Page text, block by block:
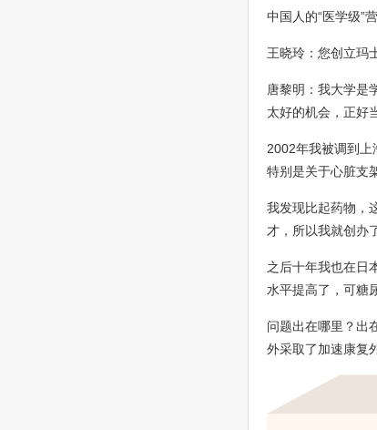
中国人的“医学级”
王晓玲：您创立玛
唐黎明：我大学是
太好的机会，正好
2002年我被调到上
特别是关于心脏支
我发现比起药物，
才，所以我就创办
之后十年我也在日
水平提高了，可糖
问题出在哪里？出
外采取了加速康复